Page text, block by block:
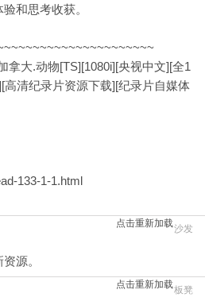
和思考收获。
拿大.动物[TS][1080i][央视中文][全1
清纪录片资源下载][纪录片自媒体
133-1-1.html
点击重新加载沙发
源。
点击重新加载板凳